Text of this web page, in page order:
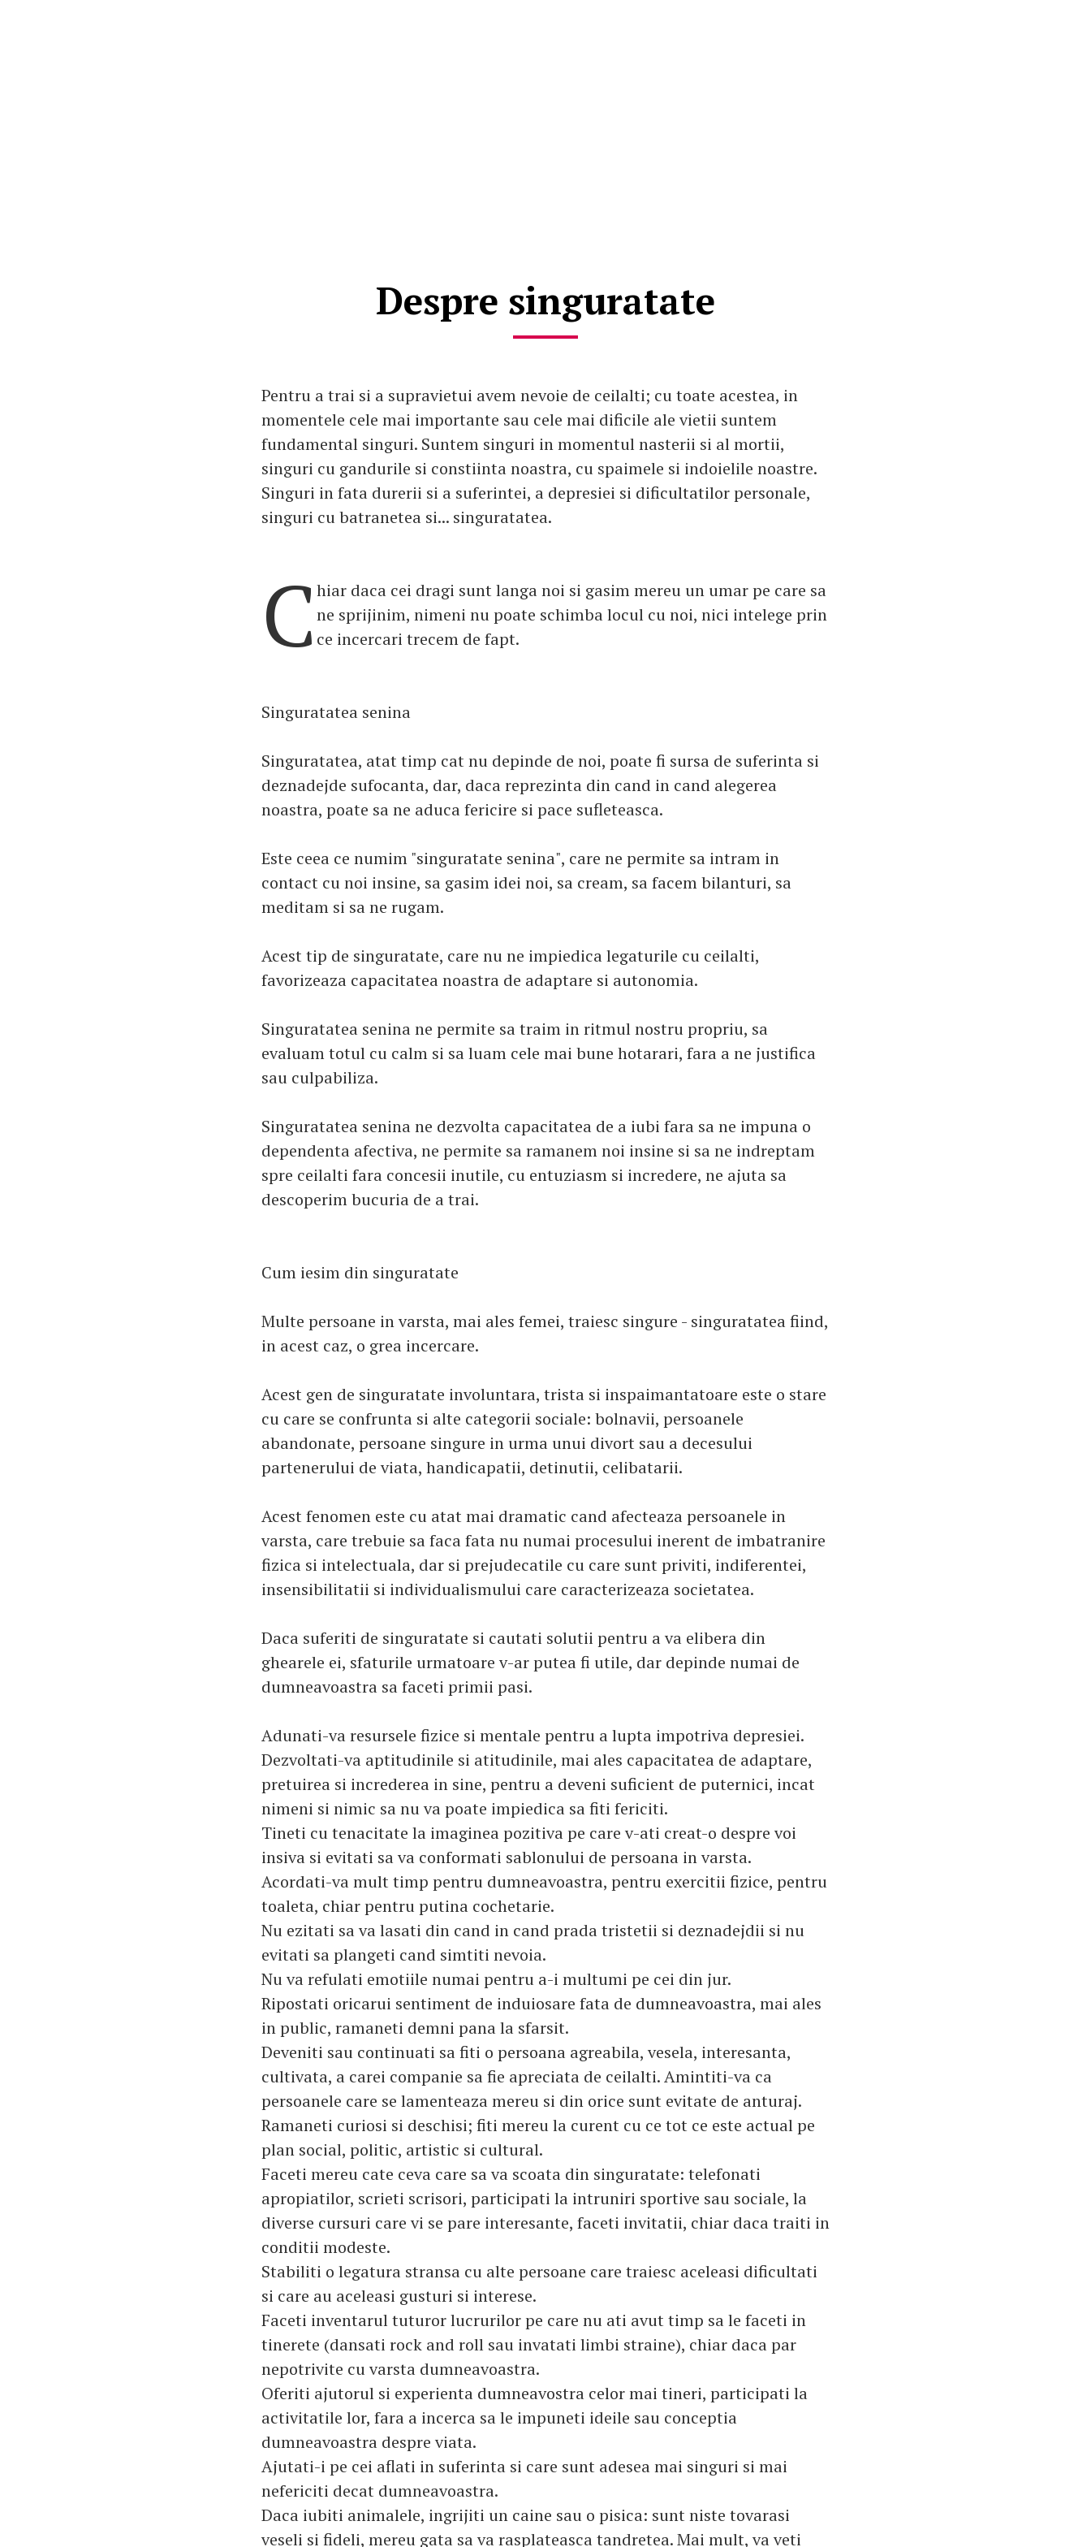
Despre singuratate
Pentru a trai si a supravietui avem nevoie de ceilalti; cu toate acestea, in
momentele cele mai importante sau cele mai dificile ale vietii suntem
fundamental singuri. Suntem singuri in momentul nasterii si al mortii,
singuri cu gandurile si constiinta noastra, cu spaimele si indoielile noastre.
Singuri in fata durerii si a suferintei, a depresiei si dificultatilor personale,
singuri cu batranetea si... singuratatea.
C hiar daca cei dragi sunt langa noi si gasim mereu un umar pe care sa
ne sprijinim, nimeni nu poate schimba locul cu noi, nici intelege prin
ce incercari trecem de fapt.
Singuratatea senina
Singuratatea, atat timp cat nu depinde de noi, poate fi sursa de suferinta si
deznadejde sufocanta, dar, daca reprezinta din cand in cand alegerea
noastra, poate sa ne aduca fericire si pace sufleteasca.
Este ceea ce numim "singuratate senina", care ne permite sa intram in
contact cu noi insine, sa gasim idei noi, sa cream, sa facem bilanturi, sa
meditam si sa ne rugam.
Acest tip de singuratate, care nu ne impiedica legaturile cu ceilalti,
favorizeaza capacitatea noastra de adaptare si autonomia.
Singuratatea senina ne permite sa traim in ritmul nostru propriu, sa
evaluam totul cu calm si sa luam cele mai bune hotarari, fara a ne justifica
sau culpabiliza.
Singuratatea senina ne dezvolta capacitatea de a iubi fara sa ne impuna o
dependenta afectiva, ne permite sa ramanem noi insine si sa ne indreptam
spre ceilalti fara concesii inutile, cu entuziasm si incredere, ne ajuta sa
descoperim bucuria de a trai.
Cum iesim din singuratate
Multe persoane in varsta, mai ales femei, traiesc singure - singuratatea fiind,
in acest caz, o grea incercare.
Acest gen de singuratate involuntara, trista si inspaimantatoare este o stare
cu care se confrunta si alte categorii sociale: bolnavii, persoanele
abandonate, persoane singure in urma unui divort sau a decesului
partenerului de viata, handicapatii, detinutii, celibatarii.
Acest fenomen este cu atat mai dramatic cand afecteaza persoanele in
varsta, care trebuie sa faca fata nu numai procesului inerent de imbatranire
fizica si intelectuala, dar si prejudecatile cu care sunt priviti, indiferentei,
insensibilitatii si individualismului care caracterizeaza societatea.
Daca suferiti de singuratate si cautati solutii pentru a va elibera din
ghearele ei, sfaturile urmatoare v-ar putea fi utile, dar depinde numai de
dumneavoastra sa faceti primii pasi.
Adunati-va resursele fizice si mentale pentru a lupta impotriva depresiei.
Dezvoltati-va aptitudinile si atitudinile, mai ales capacitatea de adaptare,
pretuirea si increderea in sine, pentru a deveni suficient de puternici, incat
nimeni si nimic sa nu va poate impiedica sa fiti fericiti.
Tineti cu tenacitate la imaginea pozitiva pe care v-ati creat-o despre voi
insiva si evitati sa va conformati sablonului de persoana in varsta.
Acordati-va mult timp pentru dumneavoastra, pentru exercitii fizice, pentru
toaleta, chiar pentru putina cochetarie.
Nu ezitati sa va lasati din cand in cand prada tristetii si deznadejdii si nu
evitati sa plangeti cand simtiti nevoia.
Nu va refulati emotiile numai pentru a-i multumi pe cei din jur.
Ripostati oricarui sentiment de induiosare fata de dumneavoastra, mai ales
in public, ramaneti demni pana la sfarsit.
Deveniti sau continuati sa fiti o persoana agreabila, vesela, interesanta,
cultivata, a carei companie sa fie apreciata de ceilalti. Amintiti-va ca
persoanele care se lamenteaza mereu si din orice sunt evitate de anturaj.
Ramaneti curiosi si deschisi; fiti mereu la curent cu ce tot ce este actual pe
plan social, politic, artistic si cultural.
Faceti mereu cate ceva care sa va scoata din singuratate: telefonati
apropiatilor, scrieti scrisori, participati la intruniri sportive sau sociale, la
diverse cursuri care vi se pare interesante, faceti invitatii, chiar daca traiti in
conditii modeste.
Stabiliti o legatura stransa cu alte persoane care traiesc aceleasi dificultati
si care au aceleasi gusturi si interese.
Faceti inventarul tuturor lucrurilor pe care nu ati avut timp sa le faceti in
tinerete (dansati rock and roll sau invatati limbi straine), chiar daca par
nepotrivite cu varsta dumneavoastra.
Oferiti ajutorul si experienta dumneavostra celor mai tineri, participati la
activitatile lor, fara a incerca sa le impuneti ideile sau conceptia
dumneavoastra despre viata.
Ajutati-i pe cei aflati in suferinta si care sunt adesea mai singuri si mai
nefericiti decat dumneavoastra.
Daca iubiti animalele, ingrijiti un caine sau o pisica: sunt niste tovarasi
veseli si fideli, mereu gata sa va rasplateasca tandretea. Mai mult, va veti